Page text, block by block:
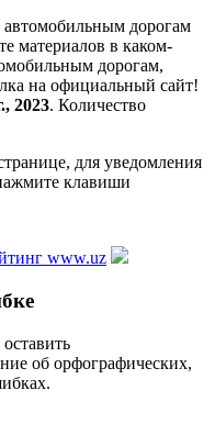
дорогам
материалов в каком-
дорогам,
на официальный сайт!
2023. Количество
для уведомления
клавиши
об орфографических,